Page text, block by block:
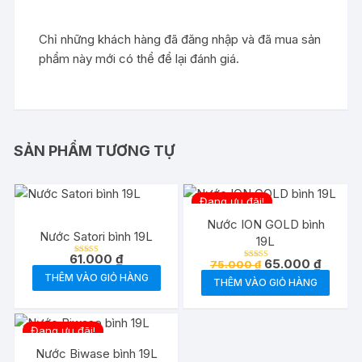
Chỉ những khách hàng đã đăng nhập và đã mua sản
phẩm này mới có thể để lại đánh giá.
SẢN PHẨM TƯƠNG TỰ
Nước Satori bình 19L
Được xếp
5.00
61.000₫
THÊM VÀO GIỎ HÀNG
Đang ưu đãi!
Nước ION GOLD bình
19L
Được xếp
5.00
75.000₫ Giá
gốc
là:
75.000 ₫.
65.000₫Giá
hiện
là:
THÊM VÀO GIỎ HÀNG
Đang ưu đãi!
Nước Biwase bình 19L